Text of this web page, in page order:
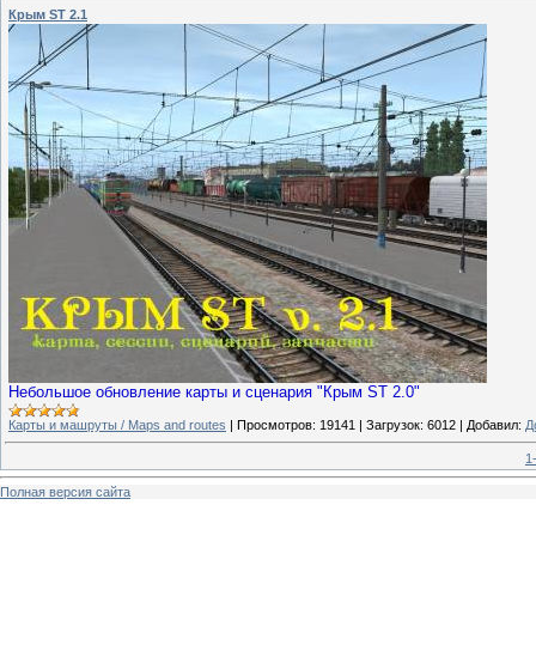
Крым ST 2.1
Небольшое обновление карты и сценария "Крым ST 2.0"
Карты и машруты / Maps and routes | Просмотров: 19141 | Загрузок: 6012 | Добавил:
Полная версия сайта